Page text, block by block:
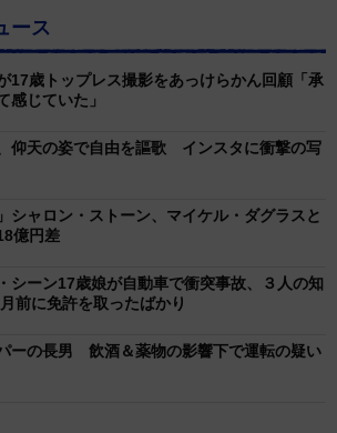
ース
17歳トップレス撮影をあっけらかん回顧「承
感じていた」
仰天の姿で自由を謳歌 インスタに衝撃の写
シャロン・ストーン、マイケル・ダグラスと
億円差
シーン17歳娘が自動車で衝突事故、３人の知
前に免許を取ったばかり
ーの長男 飲酒＆薬物の影響下で運転の疑い